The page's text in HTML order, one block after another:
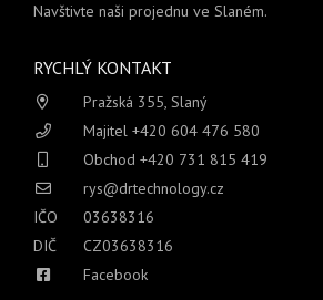
Navštivte naši projednu ve Slaném.
RYCHLÝ KONTAKT
Pražská 355, Slaný
Majitel +420 604 476 580
Obchod +420 731 815 419
rys@drtechnology.cz
IČO
03638316
DIČ
CZ03638316
Facebook